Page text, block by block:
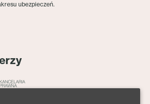
ubezpieczeń.